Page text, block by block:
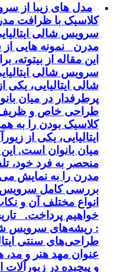
مدل های زیبا از
کلاسیک با ظرافت
سرویس شالی
مدرن نمونه هایی از
این مقاله از بیتوته،
سرویس شالی
شالی ایتالیایی، یکی
پرطرفدار در میان
طراحی خاص و ظریف
کلاسیک بودن را به
ایتالیایی، یکی از
میان بانوان است.
منحصر به فرد خود،
مدرن را به نمایش
بررسی کامل سرویس
انواع مختلف آن و
خواهیم پرداخت.
: ریشه‌های سرویس
طراحی‌های سنتی
عنوان مهد هنر و
و پیچیده در